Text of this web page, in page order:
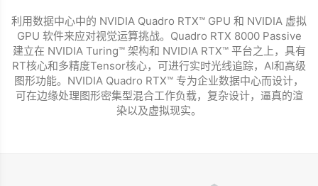
利用数据中心中的 NVIDIA Quadro RTX™ GPU 和 NVIDIA 虚拟
GPU 软件来应对视觉运算挑战。Quadro RTX 8000 Passive
建立在 NVIDIA Turing™ 架构和 NVIDIA RTX™ 平台之上，具有
RT核心和多精度Tensor核心，可进行实时光线追踪，AI和高级
图形功能。NVIDIA Quadro RTX™ 专为企业数据中心而设计，
可在边缘处理图形密集型混合工作负载，复杂设计，逼真的渲
染以及虚拟现实。